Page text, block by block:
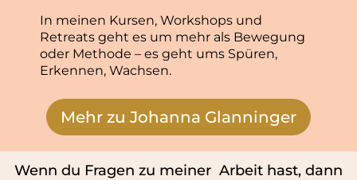
In meinen Kursen, Workshops und
Retreats geht es um mehr als Bewegung
oder Methode – es geht ums Spüren,
Erkennen, Wachsen.
Mehr zu Johanna Glanninger
Wenn du Fragen zu meiner Arbeit hast, dann